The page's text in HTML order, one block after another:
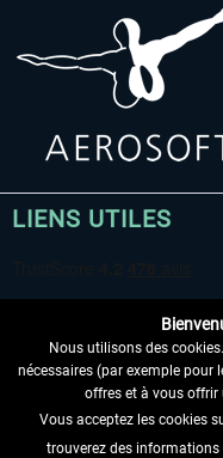
LIENS UTILES
RENONCER AU
Nous utilisons des
nécessaires (par exemple pour
offres et à vous offrir
Vous acceptez les cookies
trouverez des